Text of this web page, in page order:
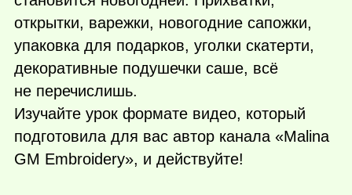
открытки, варежки, новогодние сапожки,
упаковка для подарков, уголки скатерти,
декоративные подушечки саше, всё
не перечислишь.
Изучайте урок формате видео, который
подготовила для вас автор канала «Malina
GM Embroidery», и действуйте!